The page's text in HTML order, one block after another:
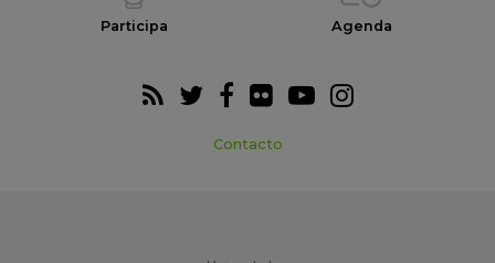
Participa Agenda
Contacto